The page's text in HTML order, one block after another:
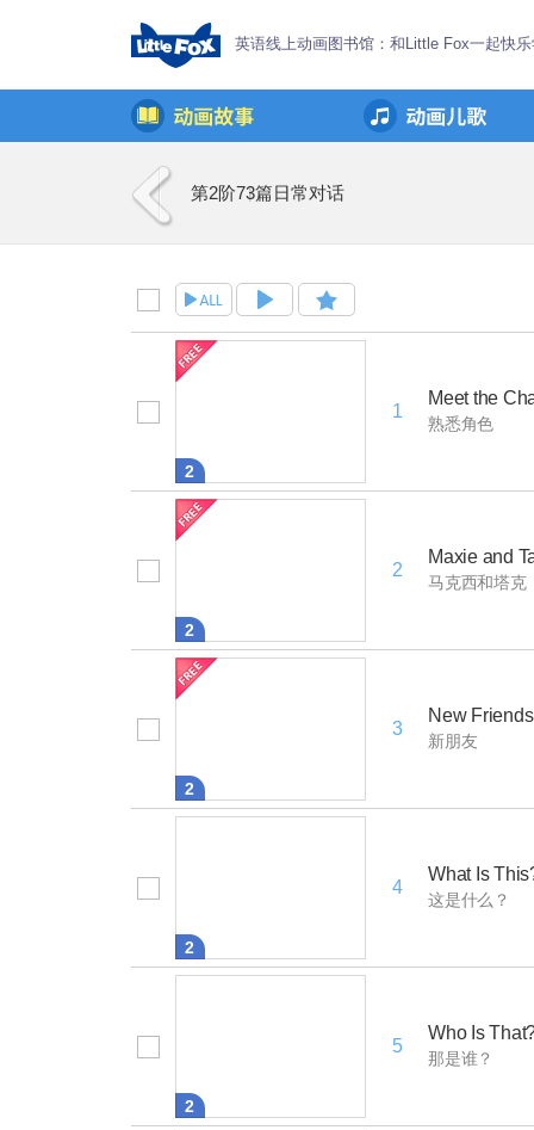
英语线上动画图书馆：和Little Fox一起快
第2阶73篇日常对话
2
1
Meet the
熟悉角色
2
2
Maxie and
马克西和塔克
2
3
New Friends
新朋友
2
4
What Is
这是什么？
2
5
Who Is
那是谁？